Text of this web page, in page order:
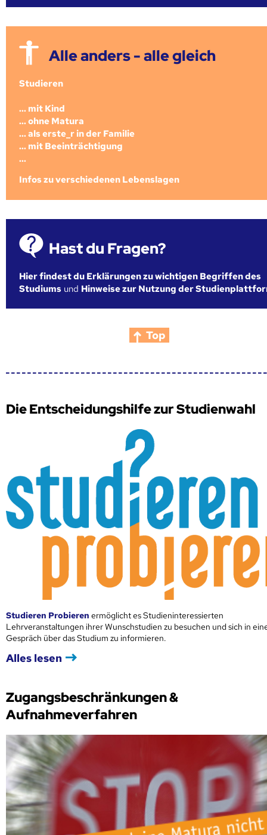
Alle anders - alle gleich
Studieren
... mit Kind
... ohne Matura
... als erste_r in der Familie
... mit Beeinträchtigung
...
Infos zu verschiedenen Lebenslagen
Hast du Fragen?
Hier findest du Erklärungen zu wichtigen Begriffen des
Studiums und Hinweise zur Nutzung der
Top
Die Entscheidungshilfe zur Studienwahl
Studieren Probieren ermöglicht es Studieninteressierten
Lehrveranstaltungen ihrer Wunschstudien zu besuchen und sich in
Gespräch über das Studium zu informieren.
Alles lesen
Zugangsbeschränkungen &
Aufnahmeverfahren